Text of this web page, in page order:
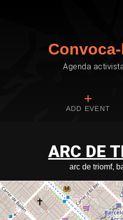
Agenda
ADD EVENT
ARC DE
arc de triomf,